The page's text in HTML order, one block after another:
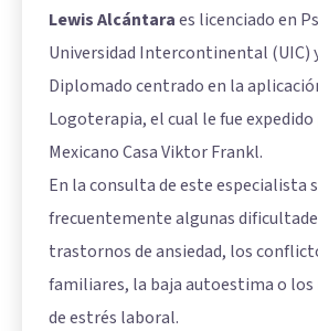
Lewis Alcántaraes licenciado en
Universidad Intercontinental (UIC)
Diplomado centrado en la
Logoterapia, el cual le fue
Mexicano Casa Viktor Frankl.
En la consulta de este especialista
frecuentemente algunas
trastornos de ansiedad, los
familiares, la baja autoestima o los
de estrés laboral.